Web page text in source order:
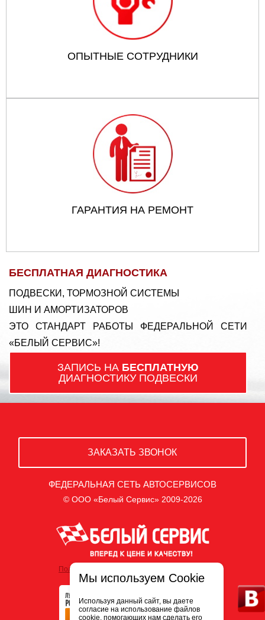
ОПЫТНЫЕ СОТРУДНИКИ
ГАРАНТИЯ НА РЕМОНТ
БЕСПЛАТНАЯ ДИАГНОСТИКА
ПОДВЕСКИ, ТОРМОЗНОЙ СИСТЕМЫ
ШИН И АМОРТИЗАТОРОВ
ЭТО СТАНДАРТ РАБОТЫ ФЕДЕРАЛЬНОЙ СЕТИ
«БЕЛЫЙ СЕРВИС»!
ЗАПИСЬ НА БЕСПЛАТНУЮ
ДИАГНОСТИКУ ПОДВЕСКИ
ЗАКАЗАТЬ ЗВОНОК
ФЕДЕРАЛЬНАЯ СЕТЬ АВТОСЕРВИСОВ
© ООО «Белый Сервис» 2009-2026
Политика обработки персональных данных
Мы используем Cookie
Используя данный сайт, вы даете
согласие на использование файлов
cookie, помогающих нам сделать его